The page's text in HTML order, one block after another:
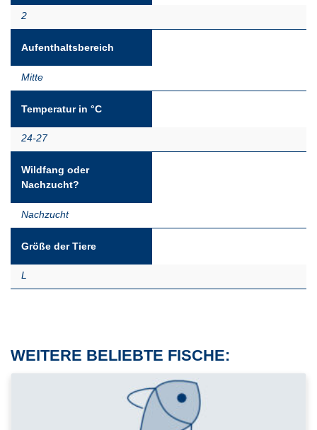
2
Aufenthaltsbereich
Mitte
Temperatur in °C
24-27
Wildfang oder
Nachzucht?
Nachzucht
Größe der Tiere
L
WEITERE BELIEBTE FISCHE: